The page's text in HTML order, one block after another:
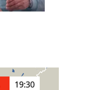
19:40